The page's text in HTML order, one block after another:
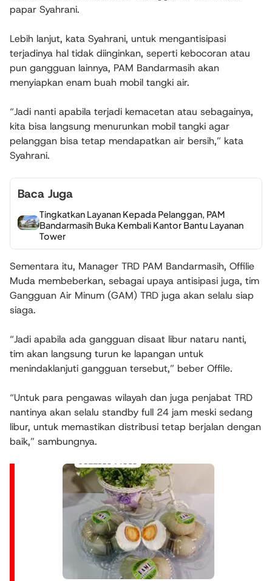
papar Syahrani.
Lebih lanjut, kata Syahrani, untuk mengantisipasi
terjadinya hal tidak diinginkan, seperti kebocoran atau
pun gangguan lainnya, PAM Bandarmasih akan
menyiapkan enam buah mobil tangki air.
“Jadi nanti apabila terjadi kemacetan atau sebagainya,
kita bisa langsung menurunkan mobil tangki agar
pelanggan bisa tetap mendapatkan air bersih,” kata
Syahrani.
Baca Juga
Tingkatkan Layanan Kepada Pelanggan, PAM
Bandarmasih Buka Kembali Kantor Bantu Layanan
Tower
Sementara itu, Manager TRD PAM Bandarmasih, Offilie
Muda membeberkan, sebagai upaya antisipasi juga, tim
Gangguan Air Minum (GAM) TRD juga akan selalu siap
siaga.
“Jadi apabila ada gangguan disaat libur nataru nanti,
tim akan langsung turun ke lapangan untuk
menindaklanjuti gangguan tersebut,” beber Offile.
“Untuk para pengawas wilayah dan juga penjabat TRD
nantinya akan selalu standby full 24 jam meski sedang
libur, untuk memastikan distribusi tetap berjalan dengan
baik,” sambungnya.